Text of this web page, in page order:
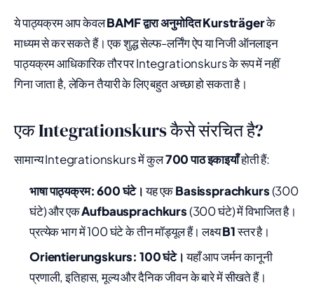
ये पाठ्यक्रम आप केवलBAMF द्वारा अनुमोदित Kursträgerके
माध्यम से कर सकते हैं। एक शुद्ध सेल्फ-लर्निंग ऐप या निजी ऑनलाइन
पाठ्यक्रम आधिकारिक तौर पर Integrationskurs के रूप में नहीं
गिना जाता है, लेकिन तैयारी के लिए बहुत अच्छा हो सकता है।
एक Integrationskurs कैसे संरचित है?
सामान्य Integrationskurs में कुल700 पाठ इकाइयाँहोती हैं:
भाषा पाठ्यक्रम: 600 घंटे।यह एकBasissprachkurs(300
घंटे) और एकAufbausprachkurs(300 घंटे) में विभाजित है।
प्रत्येक भाग में 100 घंटे के तीन मॉड्यूल हैं। लक्ष्यB1स्तर है।
Orientierungskurs: 100 घंटे।यहाँ आप जर्मन कानूनी
प्रणाली, इतिहास, मूल्य और दैनिक जीवन के बारे में सीखते हैं।